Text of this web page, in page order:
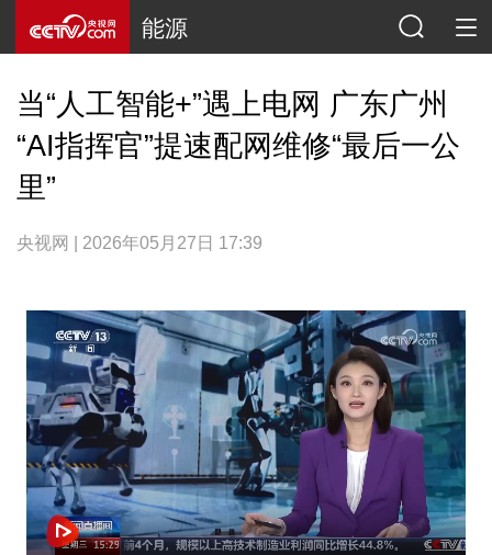
能源
当“人工智能+”遇上电网 广东广州
“AI指挥官”提速配网维修“最后一公
里”
央视网 | 2026年05月27日 17:39